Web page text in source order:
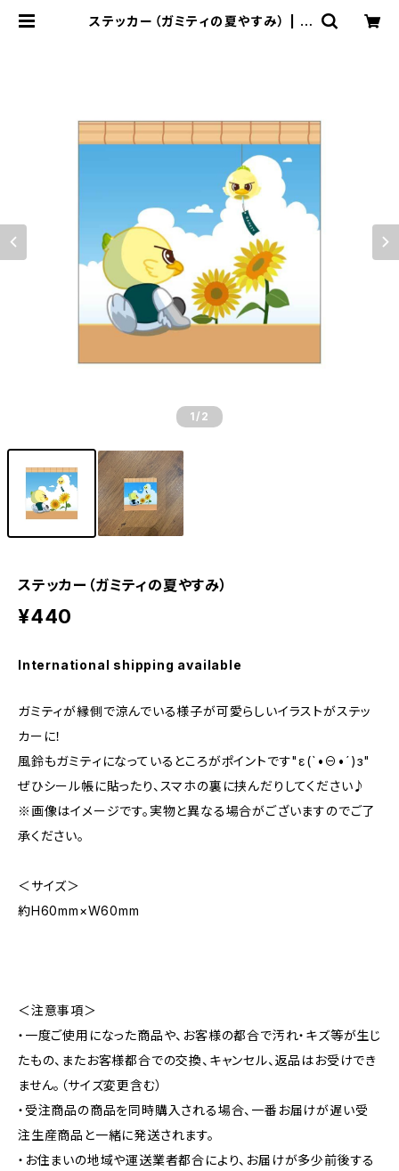
ステッカー（ガミティの夏やすみ） | S
1 /2
ステッカー（ガミティの夏やすみ）
¥440
International shipping available
ガミティが縁側で涼んでいる様子が可愛らしいイラストがステッ
カーに！
風鈴もガミティになっているところがポイントです"ε(`•⊖•´)з"
ぜひシール帳に貼ったり、スマホの裏に挟んだりしてください♪
※画像はイメージです。実物と異なる場合がございますのでご了
承ください。
＜サイズ＞
約H60mm×W60mm
＜注意事項＞
・一度ご使用になった商品や、お客様の都合で汚れ・キズ等が生じ
たもの、またお客様都合での交換、キャンセル、返品はお受けでき
ません。（サイズ変更含む）
・受注商品の商品を同時購入される場合、一番お届けが遅い受
注生産商品と一緒に発送されます。
・お住まいの地域や運送業者都合により、お届けが多少前後する